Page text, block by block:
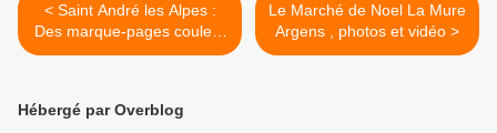
< Saint André les Alpes :
Des marque-pages couleur
d’Irlande fabriqués pour le
Le Marché de Noel La Mure
Argens , photos et vidéo >
Hébergé par Overblog